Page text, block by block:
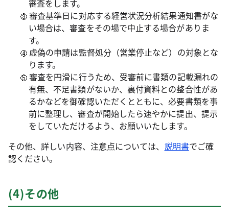
審査をします。
審査基準日に対応する経営状況分析結果通知書がな
い場合は、審査をその場で中止する場合がありま
す。
虚偽の申請は監督処分（営業停止など）の対象とな
ります。
審査を円滑に行うため、受審前に書類の記載漏れの
有無、不足書類がないか、裏付資料との整合性があ
るかなどを御確認いただくとともに、必要書類を事
前に整理し、審査が開始したら速やかに提出、提示
をしていただけるよう、お願いいたします。
その他、詳しい内容、注意点については、 説明書でご確
認ください。
(4)その他